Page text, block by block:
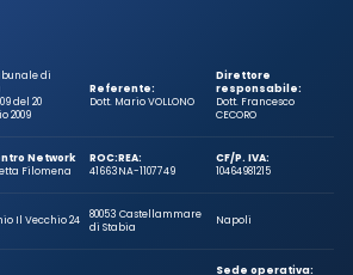
di
del 20
2009
Referente:
Dott. Mario VOLLONO
Direttore
responsabile:
Dott. Francesco
CECORO
Network
Filomena
ROC:
41663
REA:
NA-1107749
CF/P. IVA:
10464981215
Il Vecchio 24
80053 Castellammare
di Stabia
Napoli
Sede operativa: